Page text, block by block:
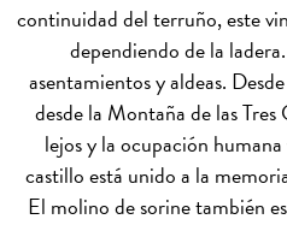
continuidad del terruño, este
dependiendo de la
asentamientos y aldeas.
desde la Montaña de las
lejos y la ocupación
castillo está unido a la
El molino de sorine también